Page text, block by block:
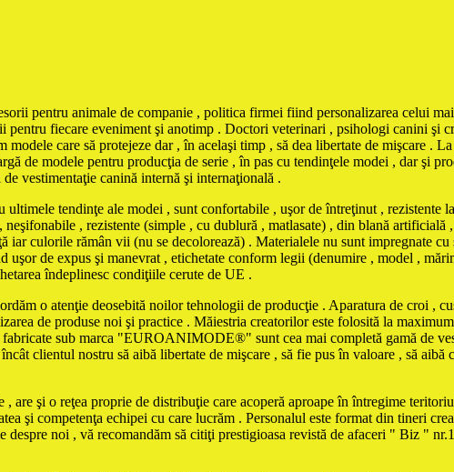
pentru animale de companie , politica firmei fiind personalizarea celui
pentru fiecare eveniment şi anotimp . Doctori veterinari , psihologi canini şi
care să protejeze dar , în acelaşi timp , să dea libertate de mişcare .
de modele pentru producţia de serie , în pas cu tendinţele modei , dar şi
vestimentaţie canină internă şi internaţională .
tendinţe ale modei , sunt confortabile , uşor de întreţinut , rezistente
, rezistente (simple , cu dublură , matlasate) , din blană
iar culorile rămân vii (nu se decolorează) . Materialele nu sunt impregnate
de expus şi manevrat , etichetate conform legii (denumire , model ,
îndeplinesc condiţiile cerute de UE .
o atenţie deosebită noilor tehnologii de producţie . Aparatura de croi ,
de produse noi şi practice . Măiestria creatorilor este folosită la
sub marca "EUROANIMODE®" sunt cea mai completă gamă de
clientul nostru să aibă libertate de mişcare , să fie pus în valoare , să
are şi o reţea proprie de distribuţie care acoperă aproape în întregime
şi competenţa echipei cu care lucrăm . Personalul este format din tineri
noi , vă recomandăm să citiţi prestigioasa revistă de afaceri " Biz "